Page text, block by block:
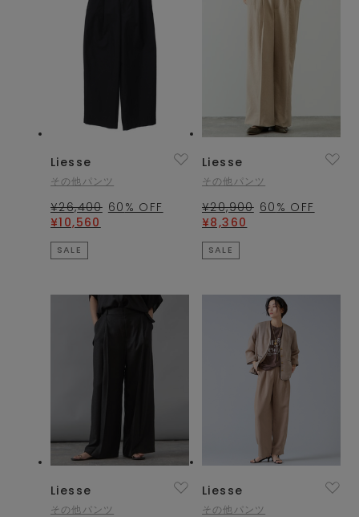
Liesse
その他パンツ
¥26,400 60 % OFF
¥10,560
SALE
Liesse
その他パンツ
¥20,900 60 % OFF
¥8,360
SALE
Liesse
その他パンツ
Liesse
その他パンツ